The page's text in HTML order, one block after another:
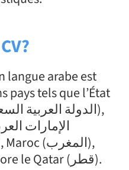
pays tels que l’État
Algérie (الجزائر) ou encore le Qatar (قطر).